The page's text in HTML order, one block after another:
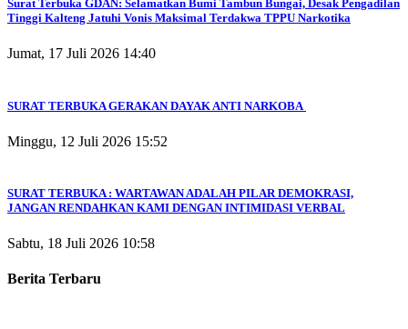
Surat Terbuka GDAN: Selamatkan Bumi Tambun Bungai, Desak Pengadilan
Tinggi Kalteng Jatuhi Vonis Maksimal Terdakwa TPPU Narkotika
Jumat, 17 Juli 2026 14:40
SURAT TERBUKA GERAKAN DAYAK ANTI NARKOBA
Minggu, 12 Juli 2026 15:52
SURAT TERBUKA : WARTAWAN ADALAH PILAR DEMOKRASI,
JANGAN RENDAHKAN KAMI DENGAN INTIMIDASI VERBAL
Sabtu, 18 Juli 2026 10:58
Berita Terbaru